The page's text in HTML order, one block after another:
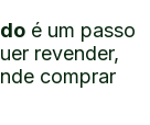
é um passo
revender,
comprar